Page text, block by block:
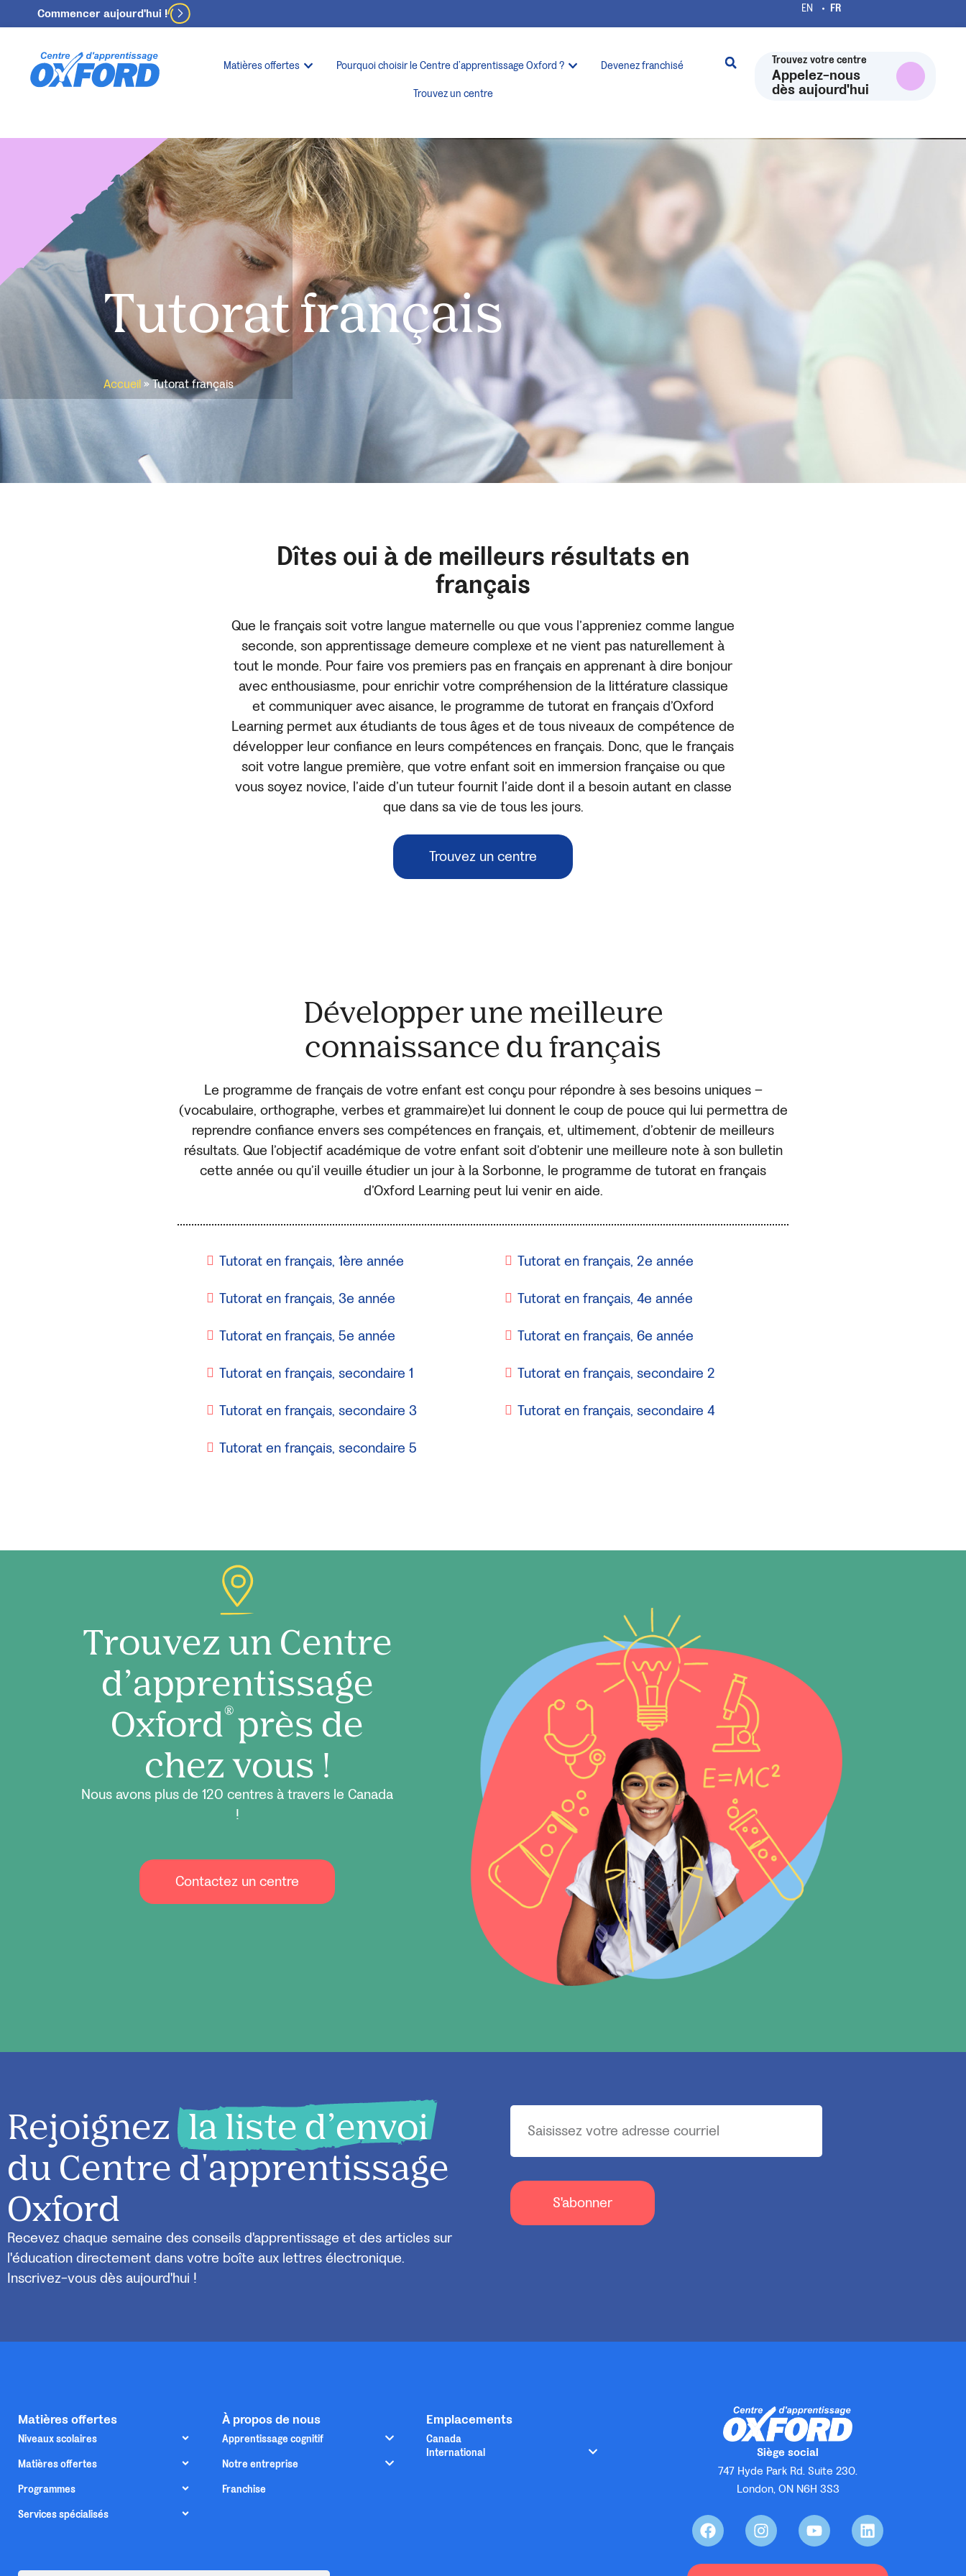
Commencer aujourd'hui !
Matières offertes Pourquoi choisir le Centre d’apprentissage Oxford ? Devenez franchisé
Trouvez un centre
Trouvez votre centre
Appelez-nous
dès aujourd'hui
Tutorat français
Accueil»Tutorat français
Dîtes oui à de meilleurs résultats en
français
Que le français soit votre langue maternelle ou que vous l’appreniez comme langue
seconde, son apprentissage demeure complexe et ne vient pas naturellement à
tout le monde. Pour faire vos premiers pas en français en apprenant à dire bonjour
avec enthousiasme, pour enrichir votre compréhension de la littérature classique
et communiquer avec aisance, le programme de tutorat en français d’Oxford
Learning permet aux étudiants de tous âges et de tous niveaux de compétence de
développer leur confiance en leurs compétences en français. Donc, que le français
soit votre langue première, que votre enfant soit en immersion française ou que
vous soyez novice, l’aide d’un tuteur fournit l’aide dont il a besoin autant en classe
que dans sa vie de tous les jours.
Trouvez un centre
Développer une meilleure
connaissance du français
Le programme de français de votre enfant est conçu pour répondre à ses besoins uniques –
(vocabulaire, orthographe, verbes et grammaire)et lui donnent le coup de pouce qui lui permettra de
reprendre confiance envers ses compétences en français, et, ultimement, d’obtenir de meilleurs
résultats. Que l’objectif académique de votre enfant soit d’obtenir une meilleure note à son bulletin
cette année ou qu’il veuille étudier un jour à la Sorbonne, le programme de tutorat en français
d’Oxford Learning peut lui venir en aide.
Tutorat en français, 1ère année
Tutorat en français, 2e année
Tutorat en français, 3e année
Tutorat en français, 4e année
Tutorat en français, 5e année
Tutorat en français, 6e année
Tutorat en français, secondaire 1
Tutorat en français, secondaire 2
Tutorat en français, secondaire 3
Tutorat en français, secondaire 4
Tutorat en français, secondaire 5
Trouvez un Centre
d’apprentissage
Oxford® près de
chez vous !
Nous avons plus de 120 centres à travers le Canada
!
Contactez un centre
Rejoignez la liste d’envoi
du Centre d'apprentissage
Oxford
Recevez chaque semaine des conseils d'apprentissage et des articles sur
l'éducation directement dans votre boîte aux lettres électronique.
Inscrivez-vous dès aujourd'hui !
S'abonner
Matières offertes
Niveaux scolaires
Matières offertes
Programmes
Services spécialisés
À propos de nous
Apprentissage cognitif
Notre entreprise
Franchise
Emplacements
Canada
International
Siège social
747 Hyde Park Rd. Suite 230.
London, ON N6H 3S3